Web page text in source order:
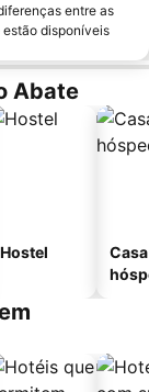
entre as
disponíveis
Abate
Hostel